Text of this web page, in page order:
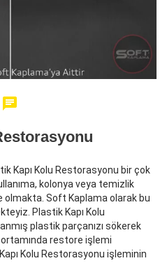
Kapı Kolu Restorasyonu bir çok
kolonya veya temizlik
olmakta. Soft Kaplama olarak bu
Plastik Kapı Kolu
plastik parçanızı sökerek
restore işlemi
Kolu Restorasyonu işleminin